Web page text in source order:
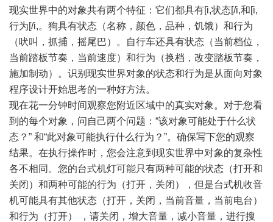
现实世界中的对象共有两个特征：它们都具有[i,状态[/i,和[i,
行为[/i,。狗具有状态（名称，颜色，品种，饥饿）和行为
（吠叫，抓捕，摇尾巴）。自行车还具有状态（当前档位，
当前踏板节奏，当前速度）和行为（换档，改变踏板节奏，
施加制动）。识别现实世界对象的状态和行为是从面向对象
程序设计开始思考的一种好方法。
现在花一分钟时间观察您附近区域中的真实对象。对于您看
到的每个对象，问自己两个问题：“该对象可能处于什么状
态？” 和“此对象可能执行什么行为？”。确保写下您的观察
结果。在执行操作时，您会注意到现实世界中对象的复杂性
各不相同。您的台式机灯可能只有两种可能的状态（打开和
关闭）和两种可能的行为（打开，关闭），但是台式机收音
机可能具有其他状态（打开，关闭，当前音量，当前电台）
和行为（打开） ，请关闭，增大音量，减小音量，进行搜